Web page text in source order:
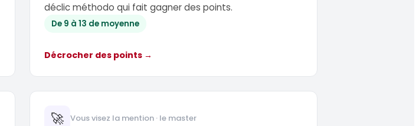
déclic méthodo qui fait gagner des points.
De 9 à 13 de moyenne
Décrocher des points →
🚀 Vous visez la mention · le master